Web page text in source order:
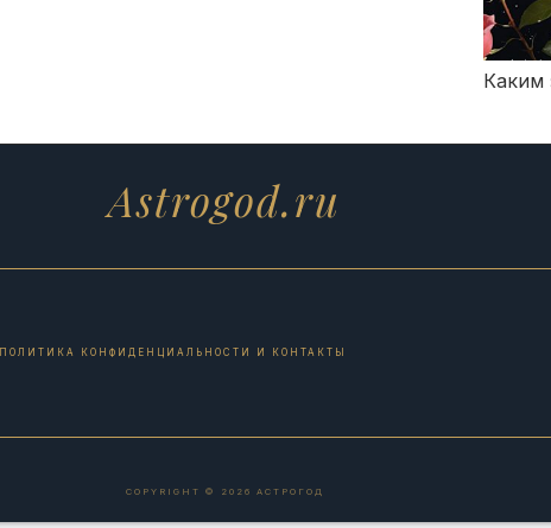
Каким
Astrogod.ru
ПОЛИТИКА КОНФИДЕНЦИАЛЬНОСТИ И КОНТАКТЫ
COPYRIGHT © 2026 АСТРОГОД